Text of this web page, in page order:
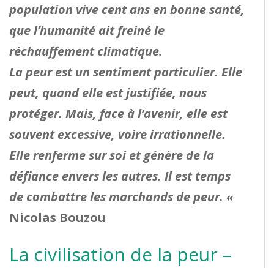
population vive cent ans en bonne santé,
que l’humanité ait freiné le
réchauffement climatique.
La peur est un sentiment particulier. Elle
peut, quand elle est justifiée, nous
protéger. Mais, face à l’avenir, elle est
souvent excessive, voire irrationnelle.
Elle renferme sur soi et génère de la
défiance envers les autres. Il est temps
de combattre les marchands de peur. «
Nicolas Bouzou
La civilisation de la peur –